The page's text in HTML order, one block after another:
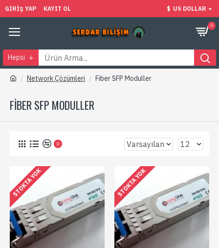
GIRIŞ YAP KAYIT OL $ US DOLLAR
0
Hepsi
Network Çözümleri Fiber SFP Moduller
FIBER SFP MODULLER
0
STOKTA YOK STOKTA YOK